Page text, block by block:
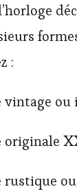
:
vintage
originale
rustique ou